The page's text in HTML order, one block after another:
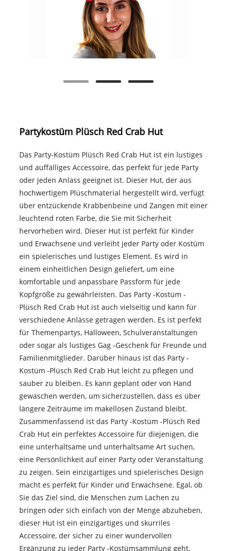
Partykostüm Plüsch Red Crab Hut
Das Party-Kostüm Plüsch Red Crab Hut ist ein lustiges
und auffälliges Accessoire, das perfekt für jede Party
oder jeden Anlass geeignet ist. Dieser Hut, der aus
hochwertigem Plüschmaterial hergestellt wird, verfügt
über entzückende Krabbenbeine und Zangen mit einer
leuchtend roten Farbe, die Sie mit Sicherheit
hervorheben wird. Dieser Hut ist perfekt für Kinder
und Erwachsene und verleiht jeder Party oder Kostüm
ein spielerisches und lustiges Element. Es wird in
einem einheitlichen Design geliefert, um eine
komfortable und anpassbare Passform für jede
Kopfgröße zu gewährleisten. Das Party -Kostüm -
Plüsch Red Crab Hut ist auch vielseitig und kann für
verschiedene Anlässe getragen werden. Es ist perfekt
für Themenpartys, Halloween, Schulveranstaltungen
oder sogar als lustiges Gag -Geschenk für Freunde und
Familienmitglieder. Darüber hinaus ist das Party -
Kostüm -Plüsch Red Crab Hut leicht zu pflegen und
sauber zu bleiben. Es kann geplant oder von Hand
gewaschen werden, um sicherzustellen, dass es über
längere Zeiträume im makellosen Zustand bleibt.
Zusammenfassend ist das Party -Kostüm -Plüsch Red
Crab Hut ein perfektes Accessoire für diejenigen, die
eine unterhaltsame und unterhaltsame Art suchen,
eine Persönlichkeit auf einer Party oder Veranstaltung
zu zeigen. Sein einzigartiges und spielerisches Design
macht es perfekt für Kinder und Erwachsene. Egal, ob
Sie das Ziel sind, die Menschen zum Lachen zu
bringen oder sich einfach von der Menge abzuheben,
dieser Hut ist ein einzigartiges und skurriles
Accessoire, der sicher zu einer wundervollen
Ergänzung zu jeder Party -Kostümsammlung geht.